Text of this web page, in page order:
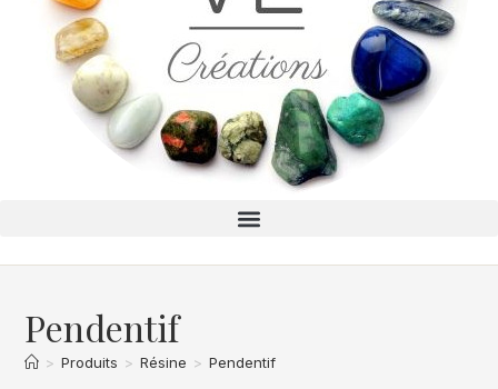
Pendentif
> Produits > Résine > Pendentif